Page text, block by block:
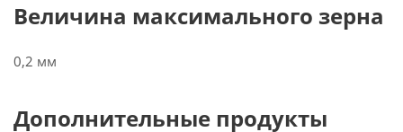
Величина максимального зерна
0,2 мм
Дополнительные продукты